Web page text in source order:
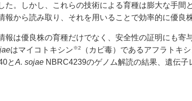
た。しかし、これらの技術による育種は膨大な手
報から読み取り、それを用いることで効率的に優良
報は優良株の育種だけでなく、安全性の証明にも
はマイコトキシン※2 （カビ毒）であるアフラトキ
とA. sojae NBRC4239のゲノム解読の結果、遺伝